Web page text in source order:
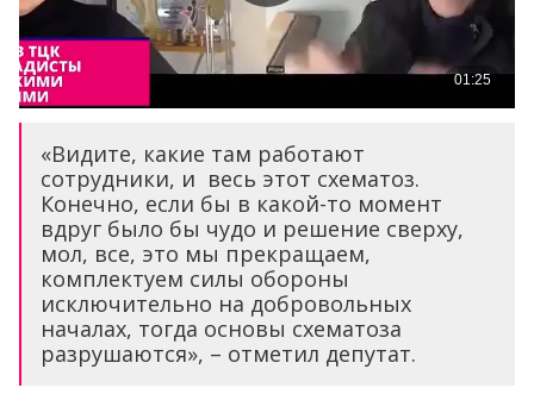
«Видите, какие там работают
сотрудники, и весь этот схематоз.
Конечно, если бы в какой-то момент
вдруг было бы чудо и решение сверху,
мол, все, это мы прекращаем,
комплектуем силы обороны
исключительно на добровольных
началах, тогда основы схематоза
разрушаются», – отметил депутат.